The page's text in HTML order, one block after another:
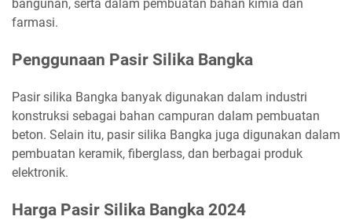
bangunan, serta dalam pembuatan bahan kimia dan
farmasi.
Penggunaan Pasir Silika Bangka
Pasir silika Bangka banyak digunakan dalam industri
konstruksi sebagai bahan campuran dalam pembuatan
beton. Selain itu, pasir silika Bangka juga digunakan dalam
pembuatan keramik, fiberglass, dan berbagai produk
elektronik.
Harga Pasir Silika Bangka 2024